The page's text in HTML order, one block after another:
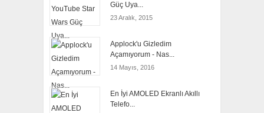
Güç Uya...
23 Aralık, 2015
Applock'u Gizledim
Açamıyorum - Nas...
14 Mayıs, 2016
En İyi AMOLED Ekranlı Akıllı
Telefo...